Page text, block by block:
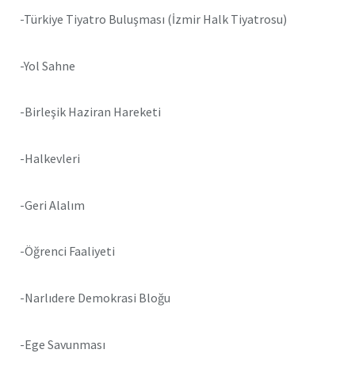
-Türkiye Tiyatro Buluşması (İzmir Halk Tiyatrosu)
-Yol Sahne
-Birleşik Haziran Hareketi
-Halkevleri
-Geri Alalım
-Öğrenci Faaliyeti
-Narlıdere Demokrasi Bloğu
-Ege Savunması